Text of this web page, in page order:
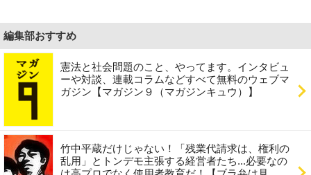
編集部おすすめ
憲法と社会問題のこと、やってます。インタビュ
ーや対談、連載コラムなどすべて無料のウェブマ
ガジン【マガジン９（マガジンキュウ）】
竹中平蔵だけじゃない！「残業代請求は、権利の
乱用」とトンデモ主張する経営者たち...必要なの